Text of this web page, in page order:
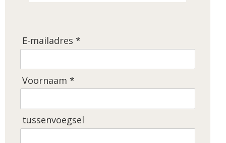
E-mailadres *
Voornaam *
tussenvoegsel